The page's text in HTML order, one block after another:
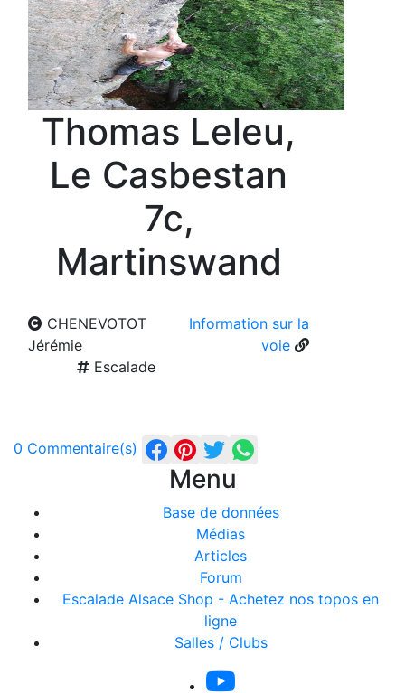
Thomas Leleu,
Le Casbestan
7c,
Martinswand
CHENEVOTOT
Jérémie
Information sur la
voie
Escalade
0 Commentaire(s)
Menu
Base de données
Médias
Articles
Forum
Escalade Alsace Shop - Achetez nos topos en
ligne
Salles / Clubs